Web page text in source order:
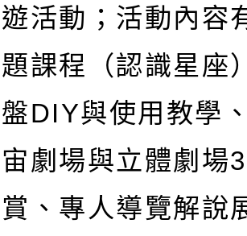
遊活動；活動內容
題課程（認識星座
盤DIY與使用教學
宙劇場與立體劇場
賞、專人導覽解說